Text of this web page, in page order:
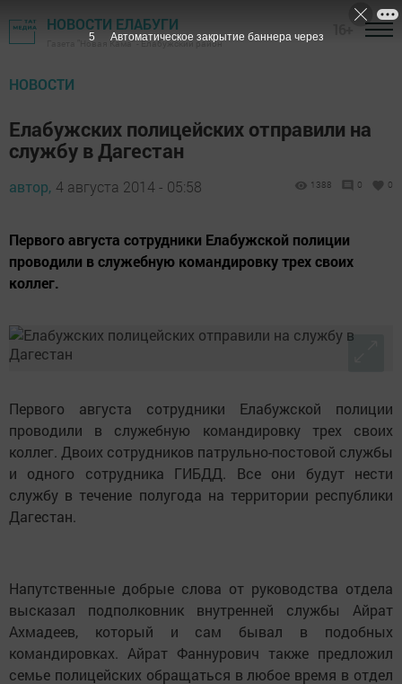
НОВОСТИ ЕЛАБУГИ
Газета "Новая Кама" - Елабужский район
НОВОСТИ
Елабужских полицейских отправили на
службу в Дагестан
автор, 4 августа 2014 - 05:58 1388 0 0
Первого августа сотрудники Елабужской полиции
проводили в служебную командировку трех своих
коллег.
Первого августа сотрудники Елабужской полиции
проводили в служебную командировку трех своих
коллег. Двоих сотрудников патрульно-постовой службы
и одного сотрудника ГИБДД. Все они будут нести
службу в течение полугода на территории республики
Дагестан.
Напутственные добрые слова от руководства отдела
высказал подполковник внутренней службы Айрат
Ахмадеев, который и сам бывал в подобных
командировках. Айрат Фаннурович также предложил
семье полицейских обращаться в любое время в отдел
5 Автоматическое закрытие баннера через